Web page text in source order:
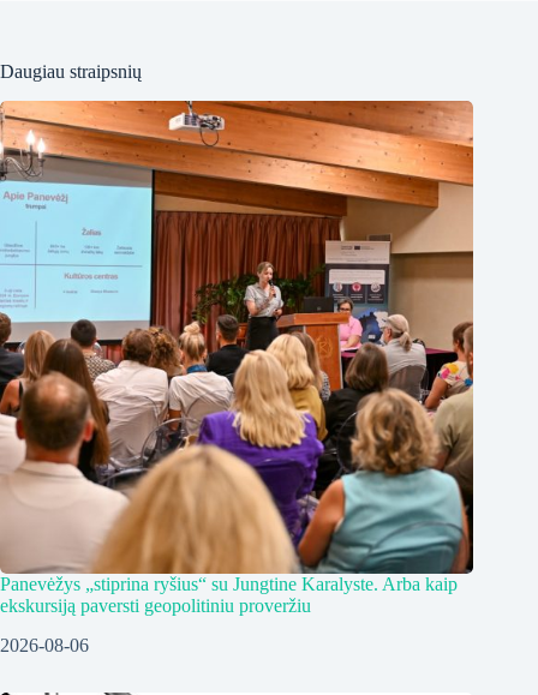
Daugiau straipsnių
Panevėžys „stiprina ryšius“ su Jungtine Karalyste. Arba kaip
ekskursiją paversti geopolitiniu proveržiu
2026-08-06